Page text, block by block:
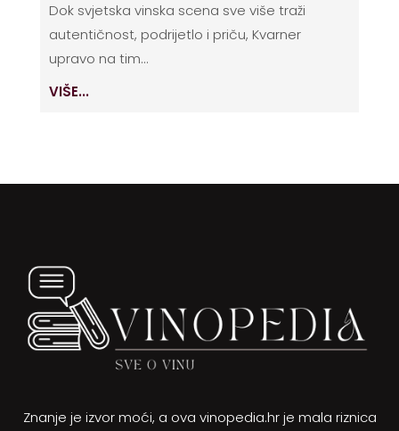
Dok svjetska vinska scena sve više traži
autentičnost, podrijetlo i priču, Kvarner
upravo na tim...
VIŠE...
Znanje je izvor moći, a ova vinopedia.hr je mala riznica